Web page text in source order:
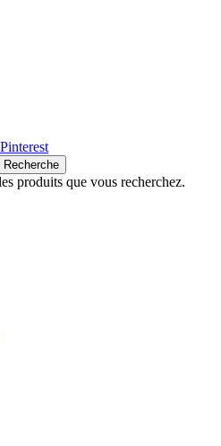
Pinterest
Recherche
produits que vous recherchez.